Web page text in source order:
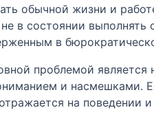
обычной жизни и
в состоянии выполнять
в
проблемой является
и насмешками.
на поведении